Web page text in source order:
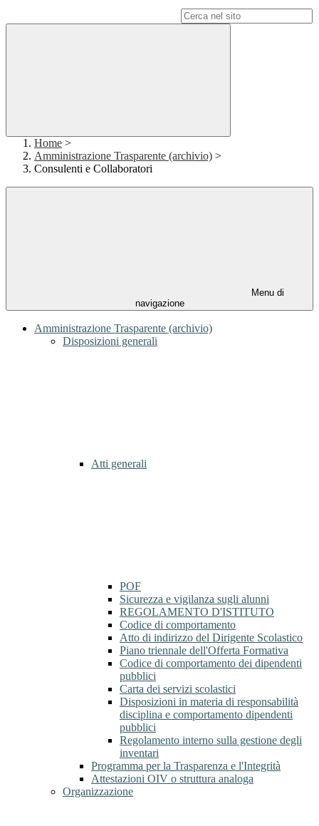
Home >
Amministrazione Trasparente (archivio) >
Consulenti e Collaboratori
Menu di
navigazione
Amministrazione Trasparente (archivio)
Disposizioni generali
Atti generali
POF
Sicurezza e vigilanza sugli alunni
REGOLAMENTO D'ISTITUTO
Codice di comportamento
Atto di indirizzo del Dirigente Scolastico
Piano triennale dell'Offerta Formativa
Codice di comportamento dei dipendenti
pubblici
Carta dei servizi scolastici
Disposizioni in materia di responsabilità
disciplina e comportamento dipendenti
pubblici
Regolamento interno sulla gestione degli
inventari
Programma per la Trasparenza e l'Integrità
Attestazioni OIV o struttura analoga
Organizzazione